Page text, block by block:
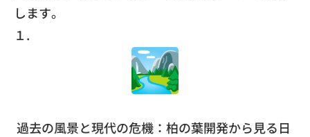
します。
​１.
過去の風景と現代の危機：柏の葉開発から見る日